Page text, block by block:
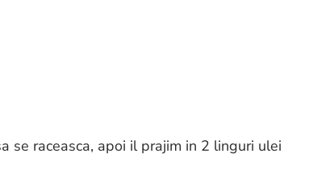
se raceasca, apoi il prajim in 2 linguri ulei